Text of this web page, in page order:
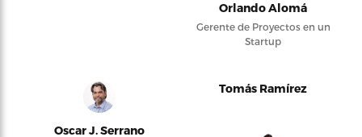
Orlando Alomá
Gerente de Proyectos en un
Startup
Oscar J. Serrano
Tomás Ramírez